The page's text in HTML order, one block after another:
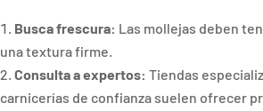
Busca frescura: Las mollejas deben
una textura firme.
Consulta a expertos: Tiendas
carnicerías de confianza suelen ofrecer